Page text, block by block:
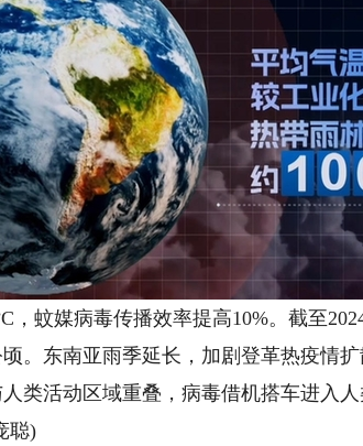
蚊媒病毒传播效率提高10%。截至
。东南亚雨季延长，加剧登革热疫情
类活动区域重叠，病毒借机搭车进入
聪)